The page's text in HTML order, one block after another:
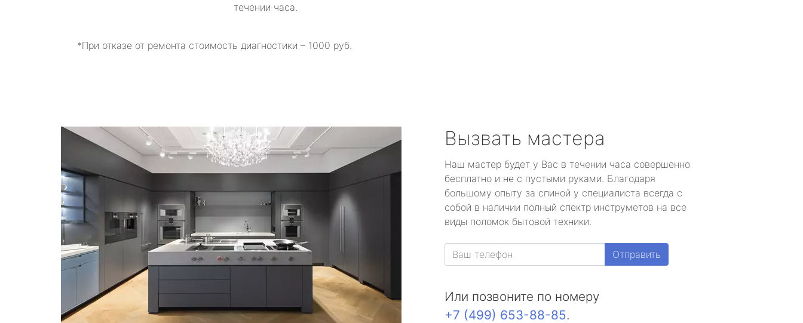
течении часа.
*При отказе от ремонта стоимость диагностики – 1000 руб.
Вызвать мастера
Наш мастер будет у Вас в течении часа совершенно
бесплатно и не с пустыми руками. Благодаря
большому опыту за спиной у специалиста всегда с
собой в наличии полный спектр инструметов на все
виды поломок бытовой техники.
Отправить
Или позвоните по номеру
+7 (499) 653-88-85.